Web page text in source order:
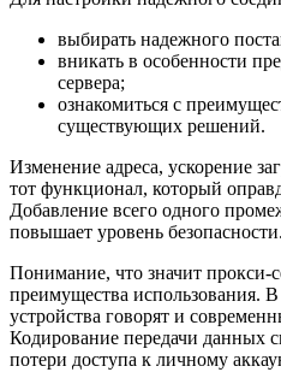
выбирать надежного
вникать в особенности
сервера;
ознакомиться с
существующих решений.
Изменение адреса, ускорение
тот функционал, который
Добавление всего одного
повышает уровень безопасности.
Понимание, что значит прокси-
преимущества использования.
устройства говорят и
Кодирование передачи данных
потери доступа к личному